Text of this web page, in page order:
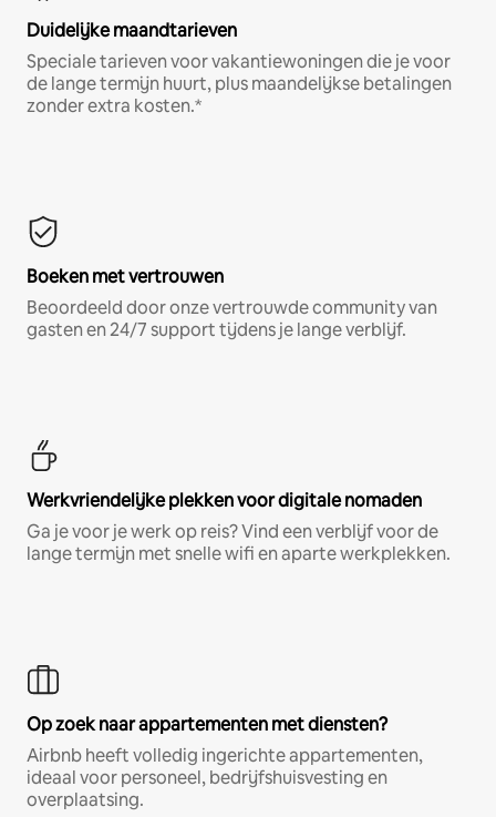
Duidelijke maandtarieven
Speciale tarieven voor vakantiewoningen die je voor
de lange termijn huurt, plus maandelijkse betalingen
zonder extra kosten.*
Boeken met vertrouwen
Beoordeeld door onze vertrouwde community van
gasten en 24/7 support tijdens je lange verblijf.
Werkvriendelijke plekken voor digitale nomaden
Ga je voor je werk op reis? Vind een verblijf voor de
lange termijn met snelle wifi en aparte werkplekken.
Op zoek naar appartementen met diensten?
Airbnb heeft volledig ingerichte appartementen,
ideaal voor personeel, bedrijfshuisvesting en
overplaatsing.